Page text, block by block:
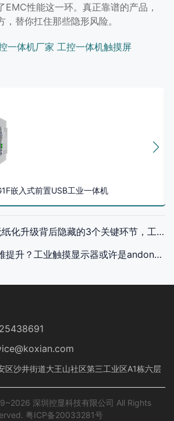
EMC性能这一环。真正靠谱的产品，
替你扛住那些隐形风险。
一体机厂家 工控一体机触摸屏
嵌入式前置USB工业一体机
背后隐藏的3个关键环节，工位触摸一体机全都搞定
下一篇：车间效率难提升？工业触摸显示器或许是andon安灯系统的“关键一环”
区沙井街道大王山社区第三工业区A1栋六层
深圳控显科技有限公司 All Rights
粤ICP备20033281号